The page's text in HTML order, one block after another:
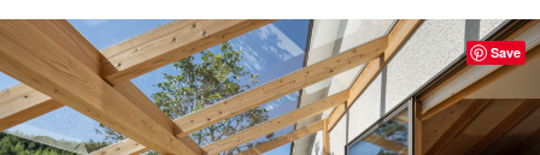
Save